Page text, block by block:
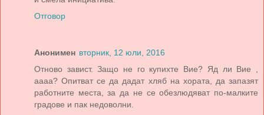
Отговор
Анонимен вторник, 12 юли, 2016
Отново завист. Защо не го купихте Вие? Яд ли Вие ,
аааа? Опитват се да дадат хляб на хората, да запазят
работните места, за да не се обезлюдяват по-малките
градове и пак недоволни.